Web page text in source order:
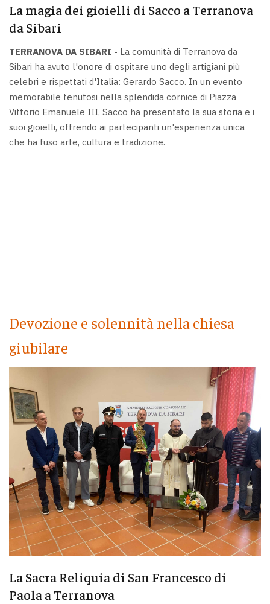
La magia dei gioielli di Sacco a Terranova
da Sibari
TERRANOVA DA SIBARI - La comunità di Terranova da
Sibari ha avuto l'onore di ospitare uno degli artigiani più
celebri e rispettati d'Italia: Gerardo Sacco. In un evento
memorabile tenutosi nella splendida cornice di Piazza
Vittorio Emanuele III, Sacco ha presentato la sua storia e i
suoi gioielli, offrendo ai partecipanti un'esperienza unica
che ha fuso arte, cultura e tradizione.
Devozione e solennità nella chiesa
giubilare
La Sacra Reliquia di San Francesco di
Paola a Terranova